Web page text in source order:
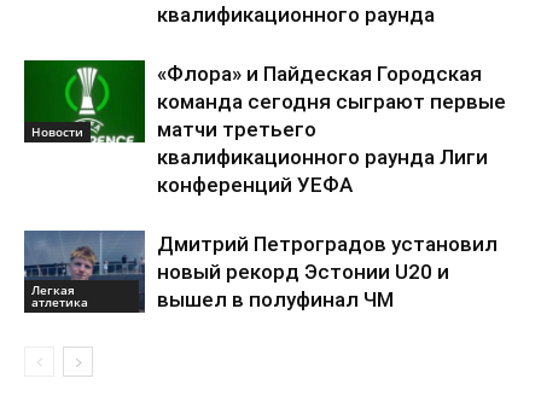
квалификационного раунда
Новости
«Флора» и Пайдеская Городская
команда сегодня сыграют первые
матчи третьего
квалификационного раунда Лиги
конференций УЕФА
Легкая
атлетика
Дмитрий Петроградов установил
новый рекорд Эстонии U20 и
вышел в полуфинал ЧМ